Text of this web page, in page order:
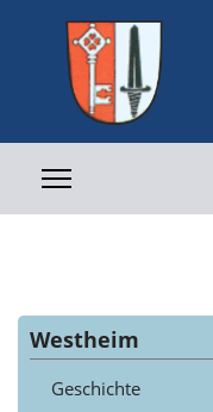
Westheim
Geschichte